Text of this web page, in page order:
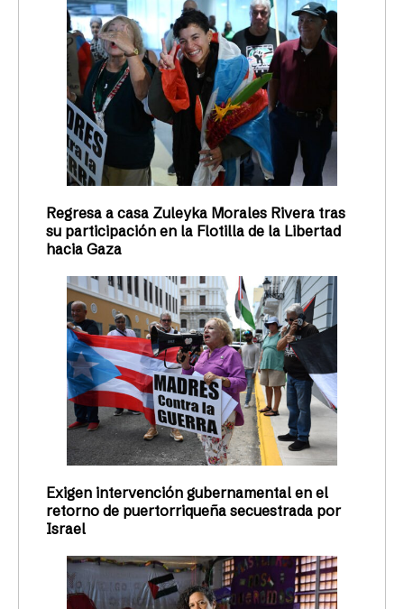
Regresa a casa Zuleyka Morales Rivera tras
su participación en la Flotilla de la Libertad
hacia Gaza
Exigen intervención gubernamental en el
retorno de puertorriqueña secuestrada por
Israel